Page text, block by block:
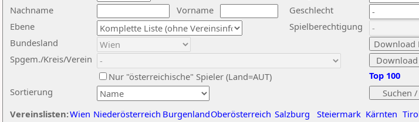
Nachname
Vorname
Ebene
Sortierung
Bundesland
Spgem./Kreis/Verein
Geschlecht
Nur "österreichische" Spieler (Land=AUT)
Spielberechtigung
Vereinslisten:Wien Niederösterreich BurgenlandOberösterreich Salzburg Steiermark Kärnten
Top 100